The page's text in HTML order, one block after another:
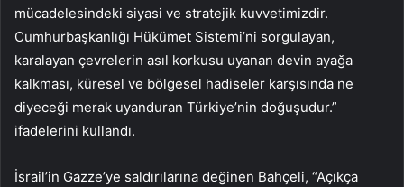
mücadelesindeki siyasi ve stratejik kuvvetimizdir.
Cumhurbaşkanlığı Hükümet Sistemi’ni sorgulayan,
karalayan çevrelerin asıl korkusu uyanan devin ayağa
kalkması, küresel ve bölgesel hadiseler karşısında ne
diyeceği merak uyanduran Türkiye’nin doğuşudur.”
ifadelerini kullandı.
İsrail’in Gazze’ye saldırılarına değinen Bahçeli, “Açıkça